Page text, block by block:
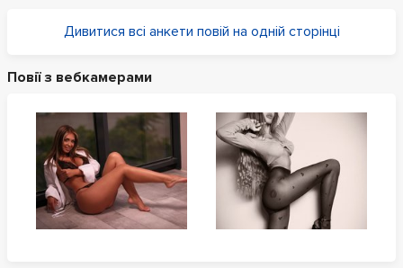
Дивитися всі анкети повій на одній сторінці
Повії з вебкамерами